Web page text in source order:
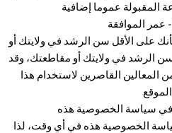
على الأقل سن الرشد في ولايتك أو
سن الرشد في ولايتك أو مقاطعتك، وقد
المعالين القاصرين لاستخدام هذا
الخصوصية هذه في أي وقت، لذا